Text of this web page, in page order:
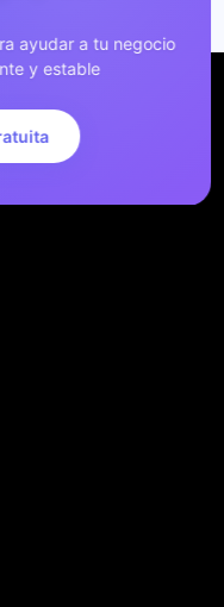
ayudar a tu negocio
y estable